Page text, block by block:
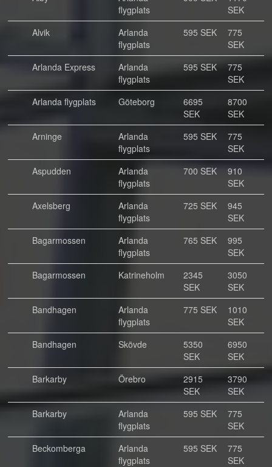
flygplats
SEK
Alvik
Arlanda
flygplats
595 SEK
775
SEK
Arlanda Express
Arlanda
flygplats
595 SEK
775
SEK
Arlanda flygplats
Göteborg
6695
SEK
8700
SEK
Arninge
Arlanda
flygplats
595 SEK
775
SEK
Aspudden
Arlanda
flygplats
700 SEK
910
SEK
Axelsberg
Arlanda
flygplats
725 SEK
945
SEK
Bagarmossen
Arlanda
flygplats
765 SEK
995
SEK
Bagarmossen
Katrineholm
2345
SEK
3050
SEK
Bandhagen
Arlanda
flygplats
775 SEK
1010
SEK
Bandhagen
Skövde
5350
SEK
6950
SEK
Barkarby
Örebro
2915
SEK
3790
SEK
Barkarby
Arlanda
flygplats
595 SEK
775
SEK
Beckomberga
Arlanda
flygplats
595 SEK
775
SEK